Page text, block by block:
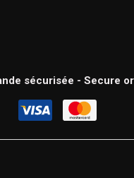
sécurisée - Secure